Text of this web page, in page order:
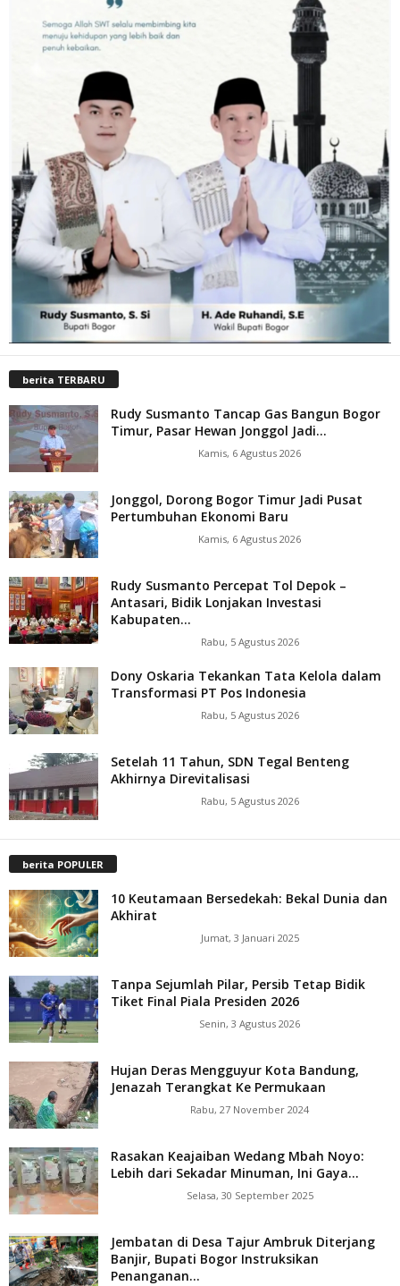
berita TERBARU
Rudy Susmanto Tancap Gas Bangun Bogor
Timur, Pasar Hewan Jonggol Jadi...
Kamis, 6 Agustus 2026
Jonggol, Dorong Bogor Timur Jadi Pusat
Pertumbuhan Ekonomi Baru
Kamis, 6 Agustus 2026
Rudy Susmanto Percepat Tol Depok –
Antasari, Bidik Lonjakan Investasi
Kabupaten...
Rabu, 5 Agustus 2026
Dony Oskaria Tekankan Tata Kelola dalam
Transformasi PT Pos Indonesia
Rabu, 5 Agustus 2026
Setelah 11 Tahun, SDN Tegal Benteng
Akhirnya Direvitalisasi
Rabu, 5 Agustus 2026
berita POPULER
10 Keutamaan Bersedekah: Bekal Dunia dan
Akhirat
Jumat, 3 Januari 2025
Tanpa Sejumlah Pilar, Persib Tetap Bidik
Tiket Final Piala Presiden 2026
Senin, 3 Agustus 2026
Hujan Deras Mengguyur Kota Bandung,
Jenazah Terangkat Ke Permukaan
Rabu, 27 November 2024
Rasakan Keajaiban Wedang Mbah Noyo:
Lebih dari Sekadar Minuman, Ini Gaya...
Selasa, 30 September 2025
Jembatan di Desa Tajur Ambruk Diterjang
Banjir, Bupati Bogor Instruksikan
Penanganan...